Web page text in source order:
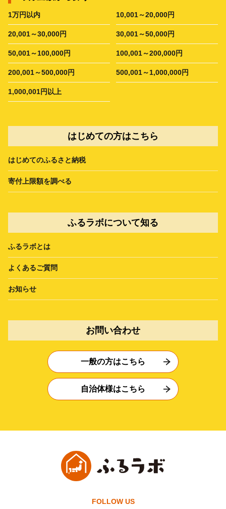
1万円以内 10,001～20,000円
20,001～30,000円 30,001～50,000円
50,001～100,000円 100,001～200,000円
200,001～500,000円 500,001～1,000,000円
1,000,001円以上
はじめての方はこちら
はじめてのふるさと納税
寄付上限額を調べる
ふるラボについて知る
ふるラボとは
よくあるご質問
お知らせ
お問い合わせ
一般の方はこちら
自治体様はこちら
FOLLOW US